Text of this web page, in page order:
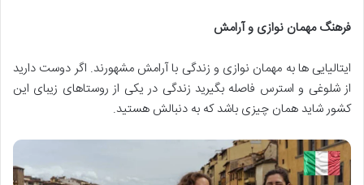
فرهنگ مهمان نوازی و آرامش
ایتالیایی ها به مهمان نوازی و زندگی با آرامش مشهورند. اگر دوست دارید
از شلوغی و استرس فاصله بگیرید زندگی در یکی از روستاهای زیبای این
کشور شاید همان چیزی باشد که به دنبالش هستید.